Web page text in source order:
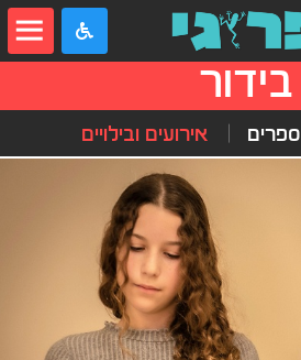
בידור
ספרים אירועים ובילויים